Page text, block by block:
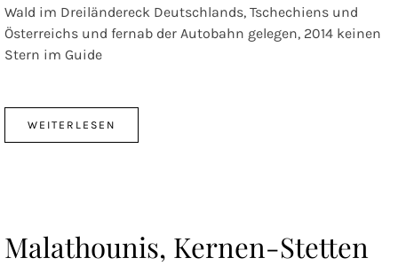
Wald im Dreiländereck Deutschlands, Tschechiens und
Österreichs und fernab der Autobahn gelegen, 2014 keinen
Stern im Guide
WEITERLESEN
Malathounis, Kernen-Stetten